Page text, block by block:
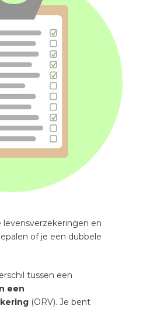
levensverzekeringen en
of je een dubbele
tussen een
een
(ORV). Je bent